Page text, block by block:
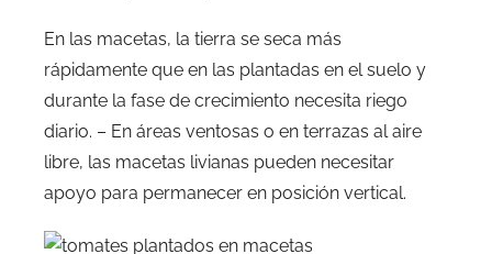
En las macetas, la tierra se seca más
rápidamente que en las plantadas en el suelo y
durante la fase de crecimiento necesita riego
diario. – En áreas ventosas o en terrazas al aire
libre, las macetas livianas pueden necesitar
apoyo para permanecer en posición vertical.